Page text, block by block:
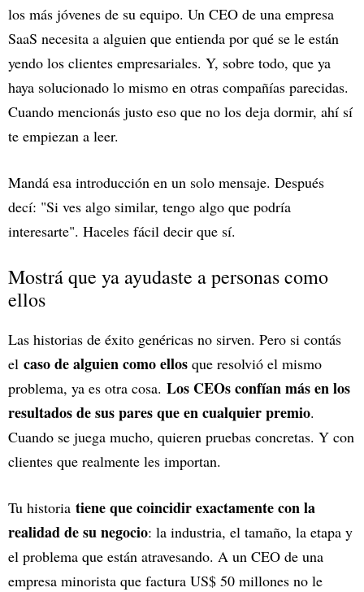
los más jóvenes de su equipo. Un CEO de una empresa
SaaS necesita a alguien que entienda por qué se le están
yendo los clientes empresariales. Y, sobre todo, que ya
haya solucionado lo mismo en otras compañías parecidas.
Cuando mencionás justo eso que no los deja dormir, ahí sí
te empiezan a leer.
Mandá esa introducción en un solo mensaje. Después
decí: "Si ves algo similar, tengo algo que podría
interesarte". Haceles fácil decir que sí.
Mostrá que ya ayudaste a personas como
ellos
Las historias de éxito genéricas no sirven. Pero si contás
el caso de alguien como ellos que resolvió el mismo
problema, ya es otra cosa. Los CEOs confían más en los
resultados de sus pares que en cualquier premio.
Cuando se juega mucho, quieren pruebas concretas. Y con
clientes que realmente les importan.
Tu historia tiene que coincidir exactamente con la
realidad de su negocio: la industria, el tamaño, la etapa y
el problema que están atravesando. A un CEO de una
empresa minorista que factura US$ 50 millones no le